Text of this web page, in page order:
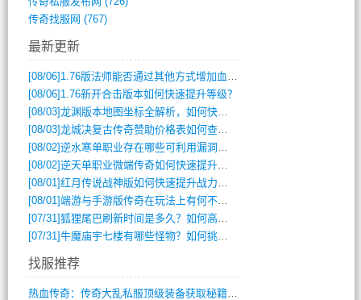
传奇找服网 (767)
最新更新
[08/06] 1.76版法师能否通过其他方式增加血量？
[08/06] 1.76新开合击版本如何快速提升等级？
[08/03]龙渊版本地图坐标全解析，如何快速定位BOSS位置？
[08/03]龙城决复古传奇赞助价格表如何查询？
[08/02]逆水寒单职业存在哪些可利用漏洞？如何快速提升战力？
[08/02]逆天单职业微端传奇如何快速提升战力？新手必看攻略
[08/01]红月传说战神版如何快速提升战力？新手攻略全解析？
[08/01]端游与手游版传奇在玩法上有何不同？
[07/31]狐狸尾巴刷新时间是多久？如何高效获取传奇手游中的狐狸尾巴？
[07/31]牛魔庙宇七楼有哪些怪物？如何挑战它们？
找服推荐
热血传奇：传奇大乱私服顶级装备获取秘籍(887)